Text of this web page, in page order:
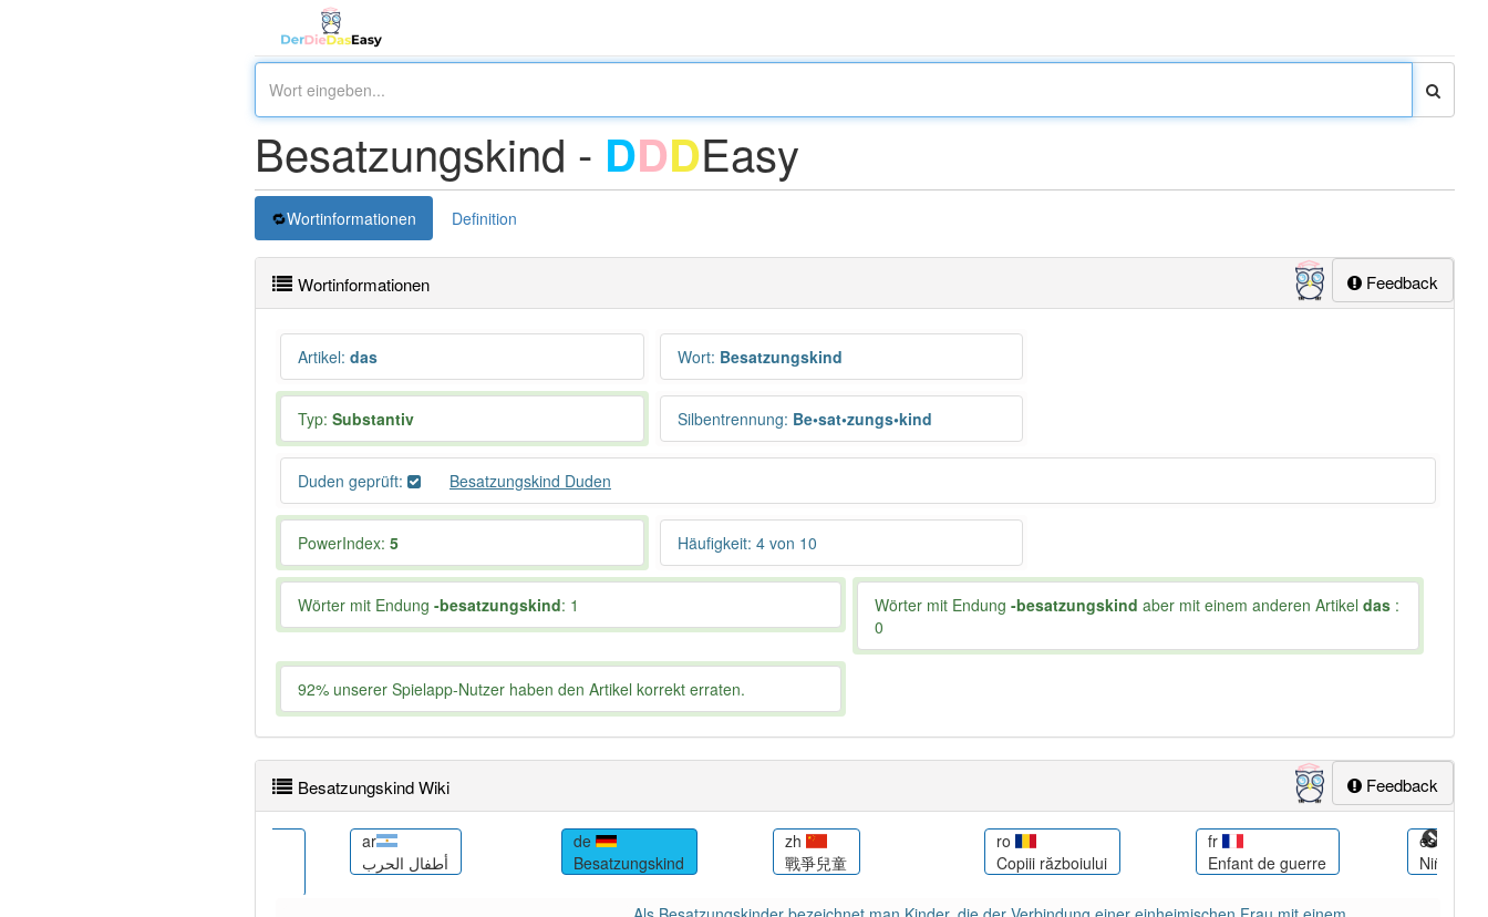
Besatzungskind - DDDEasy
Wortinformationen Definition
Feedback
Wortinformationen
Artikel: das Wort: Besatzungskind
Typ: Substantiv Silbentrennung: Be•sat•zungs•kind
Duden geprüft: Besatzungskind Duden
PowerIndex: 5 Häufigkeit: 4 von 10
Wörter mit Endung -besatzungskind: 1 Wörter mit Endung-besatzungskind aber mit einem anderen Artikeldas :
0
92% unserer Spielapp-Nutzer haben den Artikel korrekt erraten.
Feedback
Besatzungskind Wiki
ar
أطفال الحرب
de
Besatzungskind
zh
戰爭兒童
ro
Copiii războiului
fr
Enfant de guerre
es
Niños de